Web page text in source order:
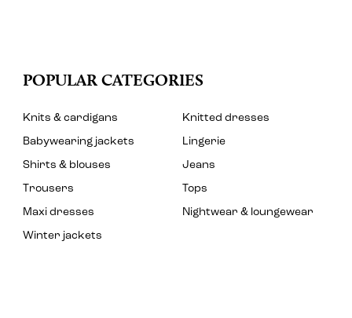
POPULAR CATEGORIES
Knits & cardigans
Knitted dresses
Babywearing jackets
Lingerie
Shirts & blouses
Jeans
Trousers
Tops
Maxi dresses
Nightwear & loungewear
Winter jackets